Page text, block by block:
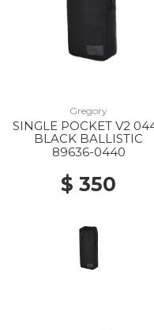
Gregory
SINGLE POCKET V2
BLACK BALLISTIC
89636-0440
$ 350